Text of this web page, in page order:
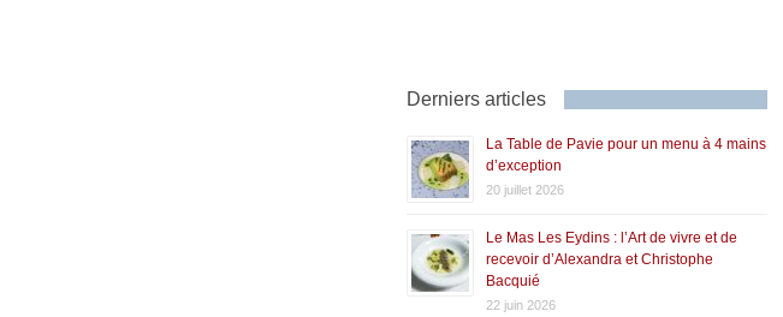
Derniers articles
La Table de Pavie pour un menu à 4 mains
d’exception
20 juillet 2026
Le Mas Les Eydins : l’Art de vivre et de
recevoir d’Alexandra et Christophe
Bacquié
22 juin 2026